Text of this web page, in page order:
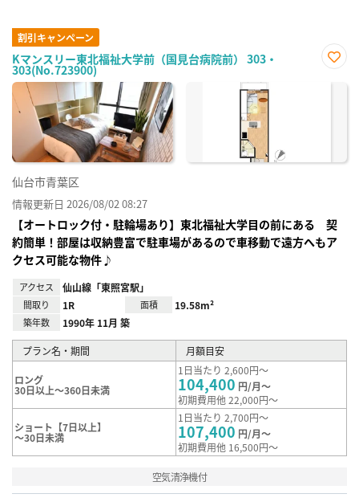
割引キャンペーン
Kマンスリー東北福祉大学前（国見台病院前） 303・
303(No.723900)
に入
仙台市青葉区
情報更新日 2026/08/02 08:27
【オートロック付・駐輪場あり】東北福祉大学目の前にある 契
約簡単！部屋は収納豊富で駐車場があるので車移動で遠方へもア
クセス可能な物件♪
アクセス 仙山線「東照宮駅」
間取り 1R 面積 19.58m²
築年数 1990年 11月 築
プラン名・期間 月額目安
ロング
30日以上～360日未満
1日当たり 2,600円～
104,400 円/月～
初期費用他 22,000円～
ショート【7日以上】
～30日未満
1日当たり 2,700円～
107,400 円/月～
初期費用他 16,500円～
空気清浄機付